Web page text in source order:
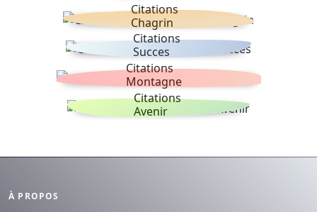
Citations
Chagrin
Citations
Succes
Citations
Montagne
Citations
Avenir
À PROPOS